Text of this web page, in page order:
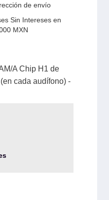
de envío
Sin Intereses en
MXN
A Chip H1 de
cada audífono) -